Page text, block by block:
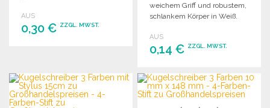
AUS
0,30 € ZZGL. MWST.
Angebot anfordern
weichem Griff und robustem,
schlankem Körper in Weiß.
roter und grüner Tinte.
AUS
0,14 € ZZGL. MWST.
BESTELLEN
Angebot anfordern